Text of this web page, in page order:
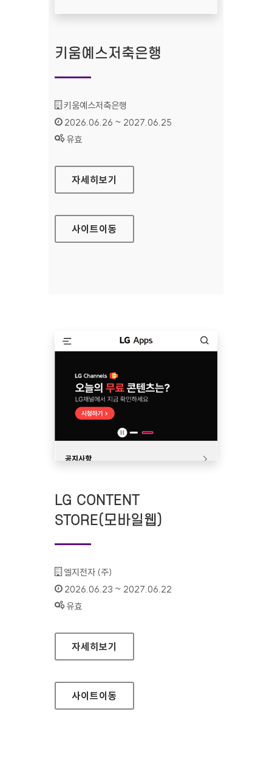
키움예스저축은행
기관명 :
키움예스저축은행
인증기간 :
2026.06.26 ~ 2027.06.25
상태 :
유효
키움예스저축은행
자세히보기
사이트이동
LG CONTENT
STORE(모바일웹)
기관명 :
엘지전자 (주)
인증기간 :
2026.06.23 ~ 2027.06.22
상태 :
유효
LG CONTENT STORE(모바일웹)
자세히보기
사이트이동